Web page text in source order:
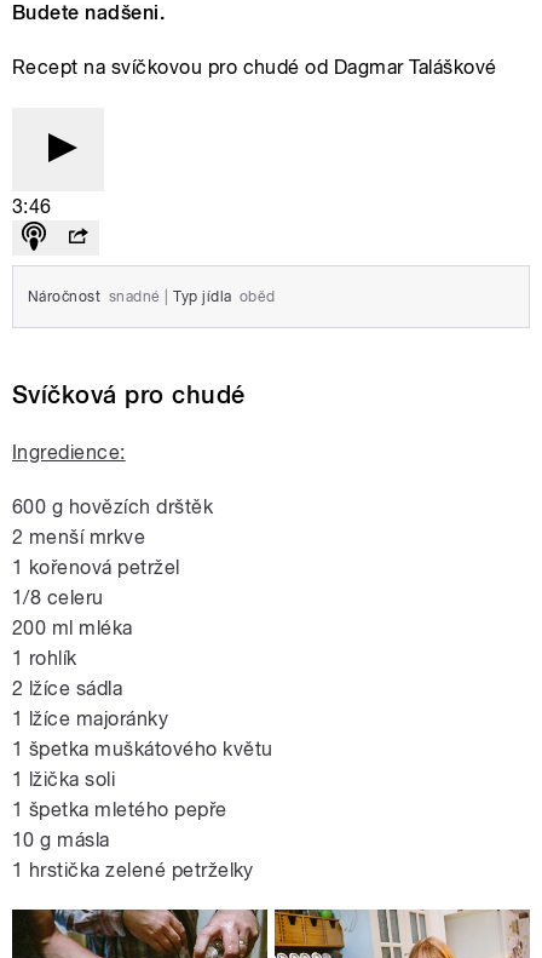
Budete nadšeni.
Recept na svíčkovou pro chudé od Dagmar Taláškové
3:46
Náročnost snadné Typ jídla oběd
Svíčková pro chudé
Ingredience:
600 g hovězích drštěk
2 menší mrkve
1 kořenová petržel
1/8 celeru
200 ml mléka
1 rohlík
2 lžíce sádla
1 lžíce majoránky
1 špetka muškátového květu
1 lžička soli
1 špetka mletého pepře
10 g másla
1 hrstička zelené petrželky